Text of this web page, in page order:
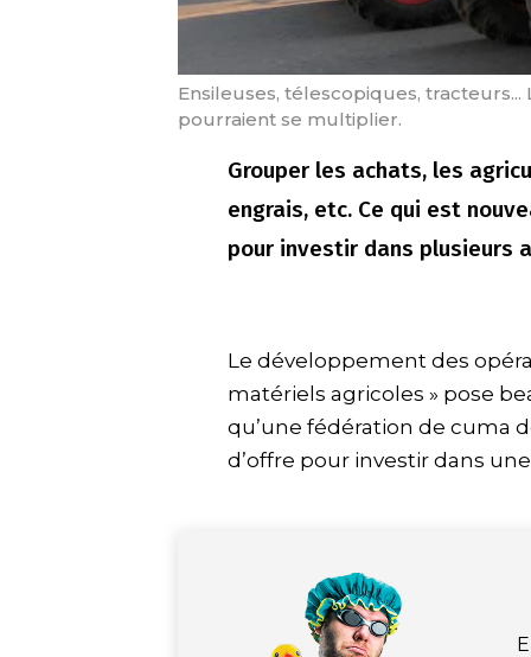
Ensileuses, télescopiques,
pourraient se multiplier.
Grouper les achats, les
engrais, etc. Ce qui est
pour investir dans plusieurs
Le développement des
matériels agricoles » pose
qu’une fédération de cuma
d’offre pour investir dans